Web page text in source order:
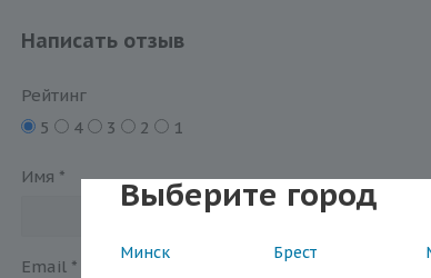
Выберите город
Минск Брест
Написать отзыв
Рейтинг
5
4 3 2 1
Имя *
Email *